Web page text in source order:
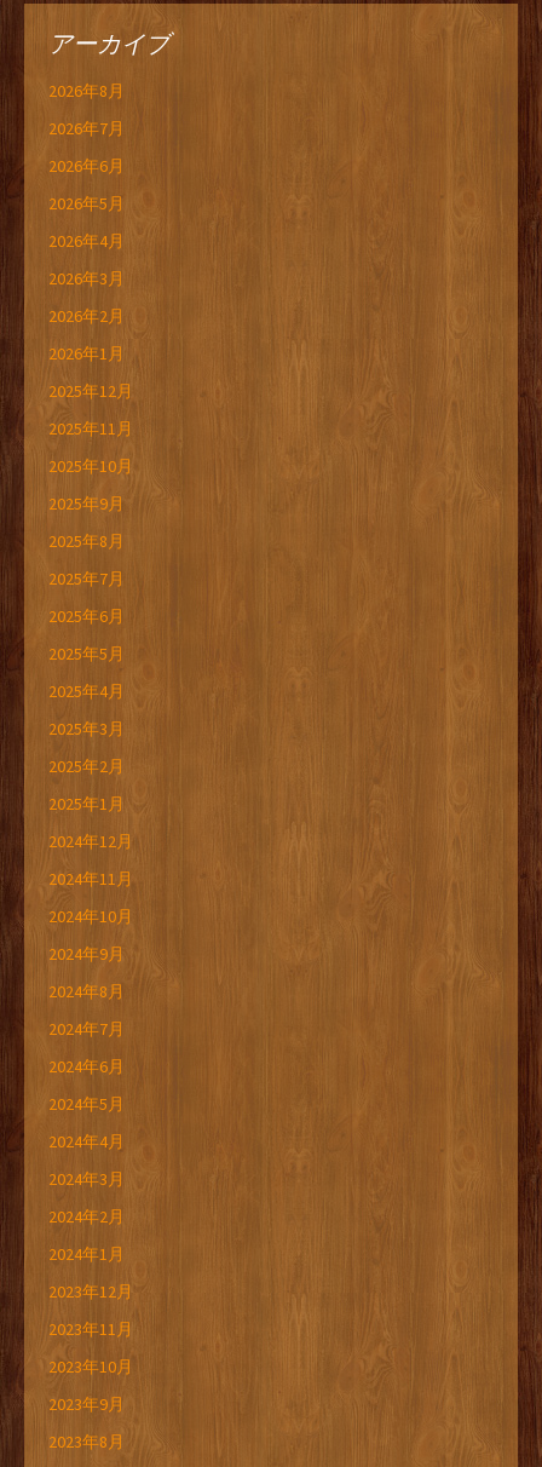
アーカイブ
2026年8月
2026年7月
2026年6月
2026年5月
2026年4月
2026年3月
2026年2月
2026年1月
2025年12月
2025年11月
2025年10月
2025年9月
2025年8月
2025年7月
2025年6月
2025年5月
2025年4月
2025年3月
2025年2月
2025年1月
2024年12月
2024年11月
2024年10月
2024年9月
2024年8月
2024年7月
2024年6月
2024年5月
2024年4月
2024年3月
2024年2月
2024年1月
2023年12月
2023年11月
2023年10月
2023年9月
2023年8月